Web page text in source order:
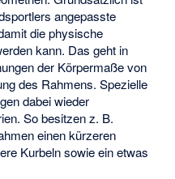
angepasste
die physische
kann. Das geht in
der Körpermaße von
des Rahmens. Spezielle
dabei wieder
So besitzen z. B.
einen kürzeren
Kurbeln sowie ein etwas